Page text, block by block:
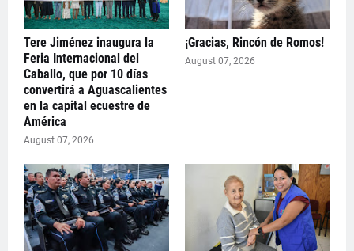
Tere Jiménez inaugura la
Feria Internacional del
Caballo, que por 10 días
convertirá a Aguascalientes
en la capital ecuestre de
América
August 07, 2026
¡Gracias, Rincón de Romos!
August 07, 2026